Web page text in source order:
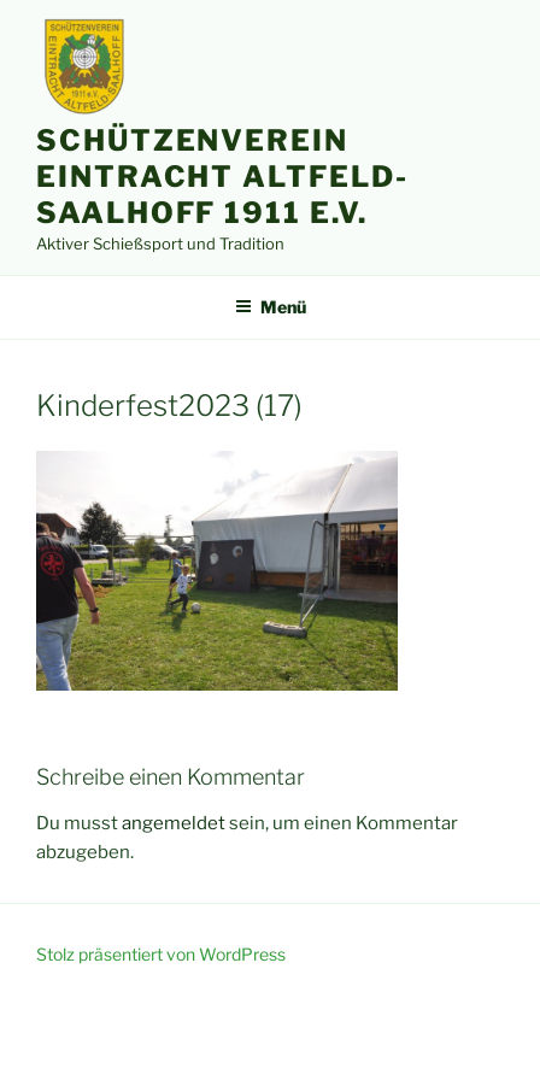
springen
SCHÜTZENVEREIN
EINTRACHT ALTFELD-
SAALHOFF 1911 E.V.
Aktiver Schießsport und Tradition
Menü
Kinderfest2023 (17)
Schreibe einen Kommentar
Du musstangemeldetsein, um einen Kommentar
abzugeben.
Stolz präsentiert von WordPress